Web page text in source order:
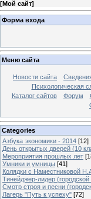
[Мой сайт]
Форма входа
Меню сайта
Новости сайта
Психологическая
Каталог сайтов
Форум
Categories
Азбука экономики - 2014 [12]
День открытых дверей (10
Мероприятия прошлых лет
Умники и умницы [41]
Колядки с Наместниковой
Тинейджер-лидер (городской
Смотр строя и песни
Лагерь "Путь к успеху" [72]